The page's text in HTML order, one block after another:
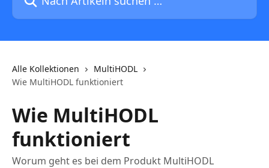
Alle Kollektionen
MultiHODL
Wie MultiHODL funktioniert
Wie MultiHODL
funktioniert
Worum geht es bei dem Produkt MultiHODL